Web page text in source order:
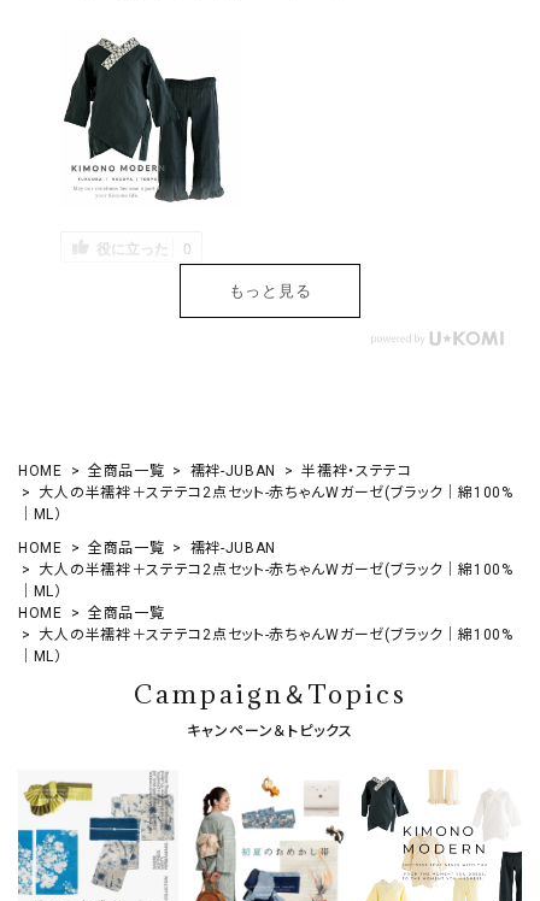
役に立った 0
もっと見る
HOME 全商品一覧 襦袢-JUBAN
半襦袢・ステテコ
大人の半襦袢＋ステテコ2点セット-赤ちゃんWガーゼ(ブラック｜綿100%
｜ML）
HOME
全商品一覧
襦袢-JUBAN
大人の半襦袢＋ステテコ2点セット-赤ちゃんWガーゼ(ブラック｜綿100%
｜ML）
HOME
全商品一覧
大人の半襦袢＋ステテコ2点セット-赤ちゃんWガーゼ(ブラック｜綿100%
｜ML）
Campaign＆Topics
キャンペーン＆トピックス